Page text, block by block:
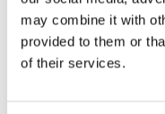
may combine it with
provided to them or
of their services.
o
k
Du